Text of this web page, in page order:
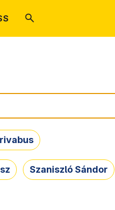
Szaniszló Sándor